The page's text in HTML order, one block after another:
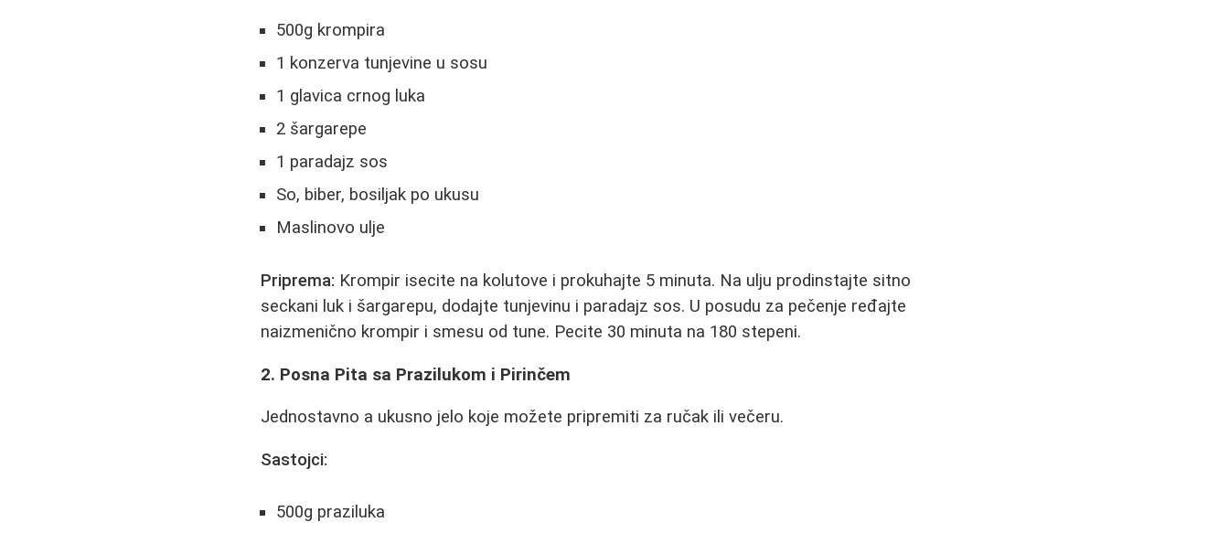
500g krompira
1 konzerva tunjevine u sosu
1 glavica crnog luka
2 šargarepe
1 paradajz sos
So, biber, bosiljak po ukusu
Maslinovo ulje
Priprema: Krompir isecite na kolutove i prokuhajte 5 minuta. Na ulju prodinstajte sitno
seckani luk i šargarepu, dodajte tunjevinu i paradajz sos. U posudu za pečenje ređajte
naizmenično krompir i smesu od tune. Pecite 30 minuta na 180 stepeni.
2. Posna Pita sa Prazilukom i Pirinčem
Jednostavno a ukusno jelo koje možete pripremiti za ručak ili večeru.
Sastojci:
500g praziluka